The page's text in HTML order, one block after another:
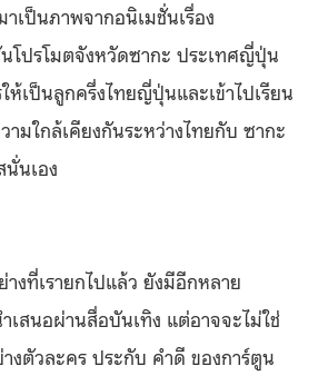
าเป็นภาพจากอนิเมชั่นเรื่อง
โปรโมตจังหวัดซากะ ประเทศญี่ปุ่น
ห้เป็นลูกครึ่งไทยญี่ปุ่นและเข้าไปเรียน
มใกล้เคียงกันระหว่างไทยกับ ซากะ
นเอง
งที่เรายกไปแล้ว ยังมีอีกหลาย
เสนอผ่านสื่อบันเทิง แต่อาจจะไม่ใช่
งตัวละคร ประกับ คำดี ของการ์ตูน